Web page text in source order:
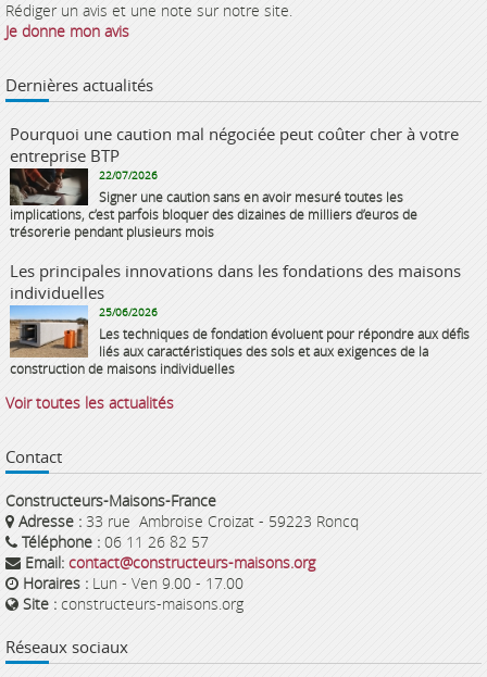
Rédiger un avis et une note sur notre site.
Je donne mon avis
Dernières actualités
Pourquoi une caution mal négociée peut coûter cher à votre
entreprise BTP
22/07/2026
Signer une caution sans en avoir mesuré toutes les
implications, c’est parfois bloquer des dizaines de milliers d’euros de
trésorerie pendant plusieurs mois
Les principales innovations dans les fondations des maisons
individuelles
25/06/2026
Les techniques de fondation évoluent pour répondre aux défis
liés aux caractéristiques des sols et aux exigences de la
construction de maisons individuelles
Voir toutes les actualités
Contact
Constructeurs-Maisons-France
Adresse : 33 rue Ambroise Croizat - 59223 Roncq
Téléphone : 06 11 26 82 57
Email: contact@constructeurs-maisons.org
Horaires : Lun - Ven 9.00 - 17.00
Site : constructeurs-maisons.org
Réseaux sociaux